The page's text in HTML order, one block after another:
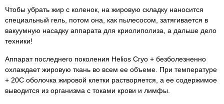
Чтобы убрать жир с коленок, на жировую складку наносится
специальный гель, потом она, как пылесосом, затягивается в
вакуумную насадку аппарата для криолиполиза, а дальше дело
техники!
Аппарат последнего поколения Helios Cryo + безболезненно
охлаждает жировую ткань во всем ее объеме. При температуре
+ 20С оболочка жировой клетки растворяется, а ее содержимое
выводится из организма с токами крови и лимфы.